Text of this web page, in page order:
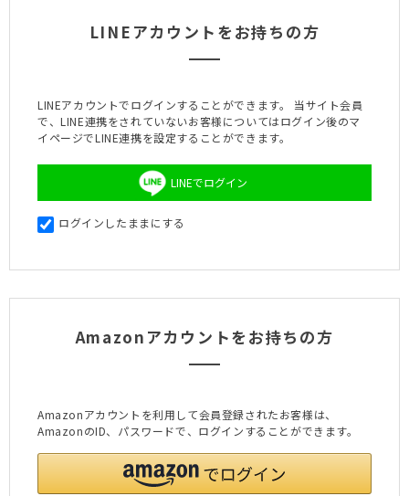
LINEアカウントをお持ちの方
LINEアカウントでログインすることができます。
当サイト会員
で、LINE連携をされていないお客様についてはログイン後のマ
イページでLINE連携を設定することができます。
LINEでログイン
ログインしたままにする
Amazonアカウントをお持ちの方
Amazonアカウントを利用して会員登録されたお客様は、
AmazonのID、パスワードで、ログインすることができます。